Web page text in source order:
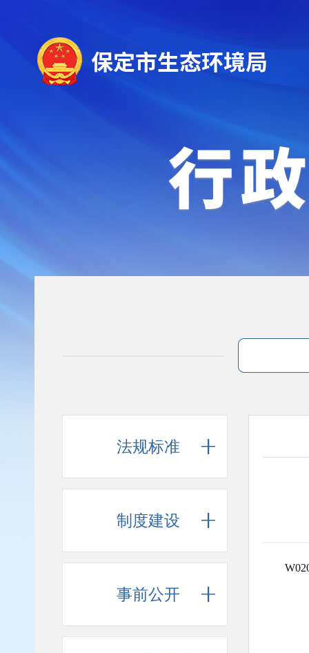
法规标准
制度建设
事前公开